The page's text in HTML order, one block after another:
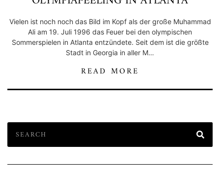
Vielen ist noch noch das Bild im Kopf als der große Muhammad
Ali am 19. Juli 1996 das Feuer bei den olympischen
Sommerspielen in Atlanta entzündete. Seit dem ist die größte
Stadt in Georgia in aller M…
READ MORE